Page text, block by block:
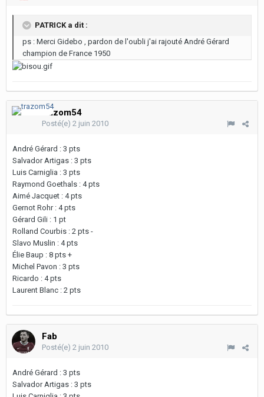
PATRICK a dit :
ps : Merci Gidebo , pardon de l'oubli j'ai rajouté André Gérard
champion de France 1950
trazom54
Posté(e) 2 juin 2010
André Gérard : 3 pts
Salvador Artigas : 3 pts
Luis Carniglia : 3 pts
Raymond Goethals : 4 pts
Aimé Jacquet : 4 pts
Gernot Rohr : 4 pts
Gérard Gili : 1 pt
Rolland Courbis : 2 pts -
Slavo Muslin : 4 pts
Élie Baup : 8 pts +
Michel Pavon : 3 pts
Ricardo : 4 pts
Laurent Blanc : 2 pts
Fab
Posté(e) 2 juin 2010
André Gérard : 3 pts
Salvador Artigas : 3 pts